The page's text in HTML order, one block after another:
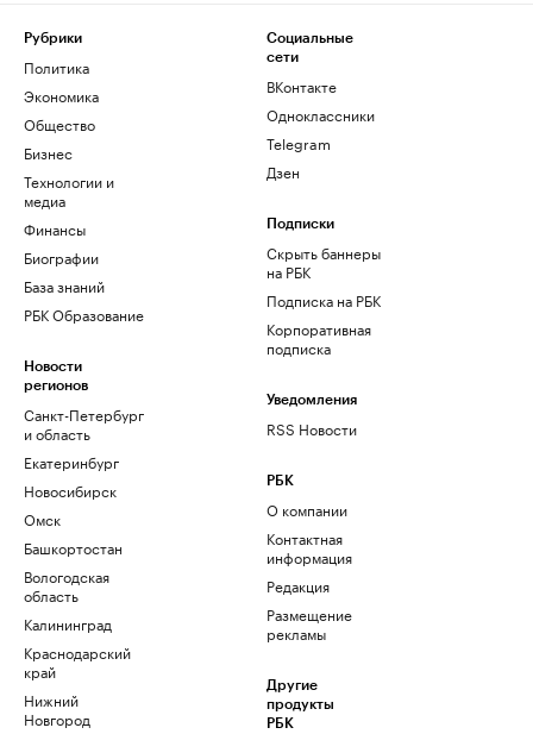
Рубрики
Политика
Экономика
Общество
Бизнес
Технологии и
медиа
Финансы
Биографии
База знаний
РБК Образование
Новости
регионов
Санкт-Петербург
и область
Екатеринбург
Новосибирск
Омск
Башкортостан
Вологодская
область
Калининград
Краснодарский
край
Нижний
Новгород
Социальные
сети
ВКонтакте
Одноклассники
Telegram
Дзен
Подписки
Скрыть баннеры
на РБК
Подписка на РБК
Корпоративная
подписка
Уведомления
RSS Новости
РБК
О компании
Контактная
информация
Редакция
Размещение
рекламы
Другие
продукты
РБК